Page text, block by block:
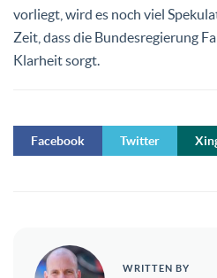
vorliegt, wird es noch viel
Zeit, dass die Bundesregierung
Klarheit sorgt.
Facebook Twitter
WRITTEN BY